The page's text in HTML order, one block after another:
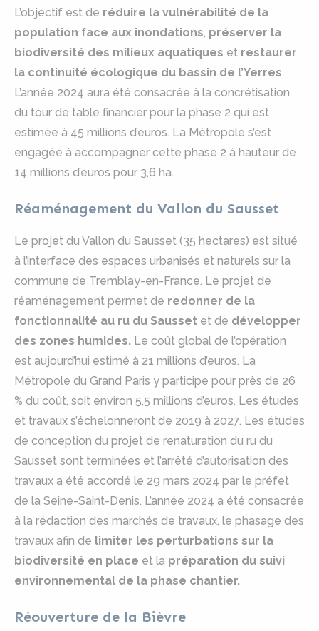
L’objectif est de réduire la vulnérabilité de la
population face aux inondations, préserver la
biodiversité des milieux aquatiques et restaurer
la continuité écologique du bassin de l’Yerres.
L’année 2024 aura été consacrée à la concrétisation
du tour de table financier pour la phase 2 qui est
estimée à 45 millions d’euros. La Métropole s’est
engagée à accompagner cette phase 2 à hauteur de
14 millions d’euros pour 3,6 ha.
Réaménagement du Vallon du Sausset
Le projet du Vallon du Sausset (35 hectares) est situé
à l’interface des espaces urbanisés et naturels sur la
commune de Tremblay-en-France. Le projet de
réaménagement permet de redonner de la
fonctionnalité au ru du Sausset et de développer
des zones humides. Le coût global de l’opération
est aujourd’hui estimé à 21 millions d’euros. La
Métropole du Grand Paris y participe pour près de 26
% du coût, soit environ 5,5 millions d’euros. Les études
et travaux s’échelonneront de 2019 à 2027. Les études
de conception du projet de renaturation du ru du
Sausset sont terminées et l’arrêté d’autorisation des
travaux a été accordé le 29 mars 2024 par le préfet
de la Seine-Saint-Denis. L’année 2024 a été consacrée
à la rédaction des marchés de travaux, le phasage des
travaux afin de limiter les perturbations sur la
biodiversité en place et la préparation du suivi
environnemental de la phase chantier.
Réouverture de la Bièvre